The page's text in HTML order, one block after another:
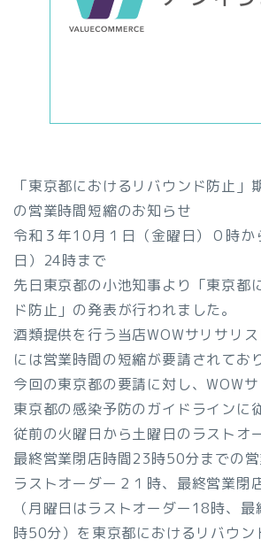
「東京都におけるリバウンド防止」
の営業時間短縮のお知らせ
令和３年10月１日（金曜日）０時
日）24時まで
先日東京都の小池知事より「東京都
ド防止」の発表が行われました。
酒類提供を行う当店WOWサリサリ
には営業時間の短縮が要請されてお
今回の東京都の要請に対し、WOW
東京都の感染予防のガイドラインに
従前の火曜日から土曜日のラストオ
最終営業閉店時間23時50分までの
ラストオーダー２１時、最終営業閉
（月曜日はラストオーダー18時、
時50分）を東京都におけるリバウン